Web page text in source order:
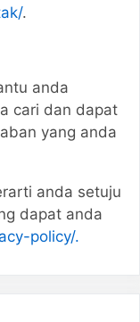
.
anda
cari dan dapat
yang anda
anda setuju
dapat anda
policy/.